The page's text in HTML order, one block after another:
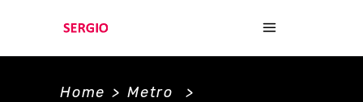
Home > Metro
>